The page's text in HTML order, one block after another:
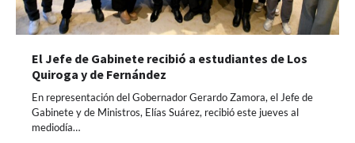
El Jefe de Gabinete recibió a estudiantes de Los
Quiroga y de Fernández
En representación del Gobernador Gerardo Zamora, el Jefe de
Gabinete y de Ministros, Elías Suárez, recibió este jueves al
mediodía…